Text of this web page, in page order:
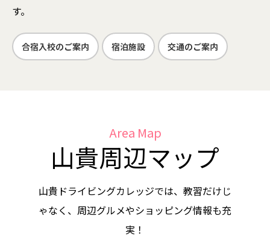
担当して頂いた皆さん、優しく
がとうございました。
A先生、初日で右も左も分から
ない中優しく丁寧に教えて下さ
ったのが印象に残っています。
す。
合宿入校のご案内 宿泊施設 交通のご案内
Area Map
山貴周辺マップ
山貴ドライビングカレッジでは、教習だけじ
ゃなく、周辺グルメやショッピング情報も充
実！